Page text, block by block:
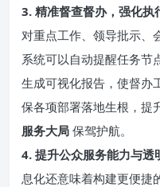
3. 精准督查督办，强化执
对重点工作、领导批示、
系统可以自动提醒任务节
生成可视化报告，使督办
保各项部署落地生根，提
服务大局 保驾护航。
4. 提升公众服务能力与透
息化还意味着构建更便捷